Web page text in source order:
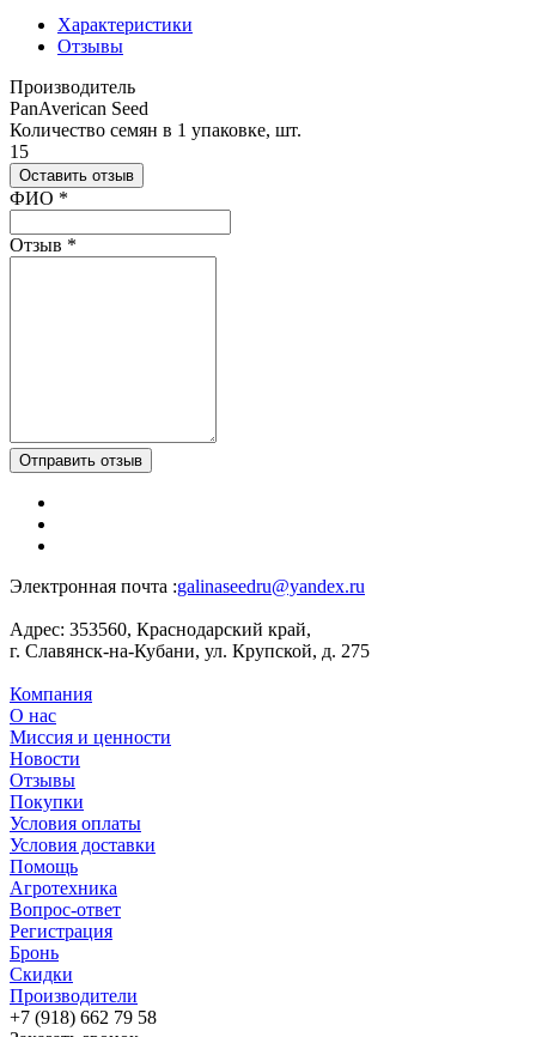
Характеристики
Отзывы
Производитель
PanAverican Seed
Количество семян в 1 упаковке, шт.
15
Оставить отзыв
Ваш отзыв был отправлен!
ФИО *
Отзыв *
Отправить отзыв
Электронная почта :galinaseedru@yandex.ru
Адрес: 353560, Краснодарский край,
г. Славянск-на-Кубани, ул. Крупской, д. 275
Компания
О нас
Миссия и ценности
Новости
Отзывы
Покупки
Условия оплаты
Условия доставки
Помощь
Агротехника
Вопрос-ответ
Регистрация
Бронь
Скидки
Производители
+7 (918) 662 79 58